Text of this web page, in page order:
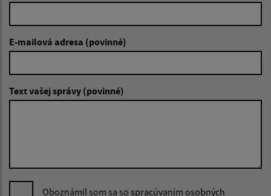
E-mailová adresa (povinné)
Text vašej správy (povinné)
Oboznámil som sa so spracúvaním osobných